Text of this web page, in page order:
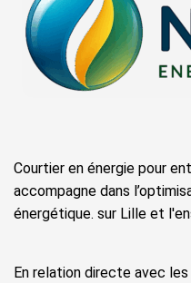
Courtier en énergie pour
accompagne dans
énergétique. sur Lille et
En relation directe avec les